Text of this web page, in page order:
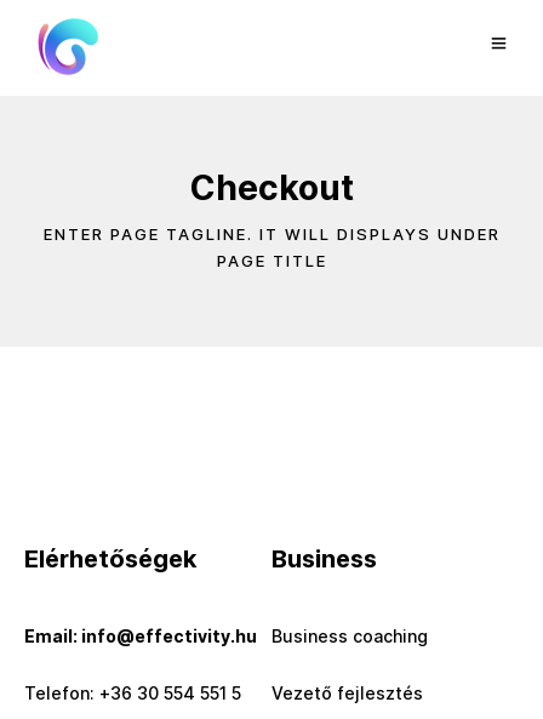
Checkout
ENTER PAGE TAGLINE. IT WILL DISPLAYS UNDER
PAGE TITLE
Elérhetőségek
Email: info@effectivity.hu
Telefon: +36 30 554 551 5
Business
Business coaching
Vezető fejlesztés